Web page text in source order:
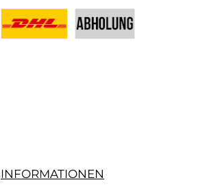
INFORMATIONEN